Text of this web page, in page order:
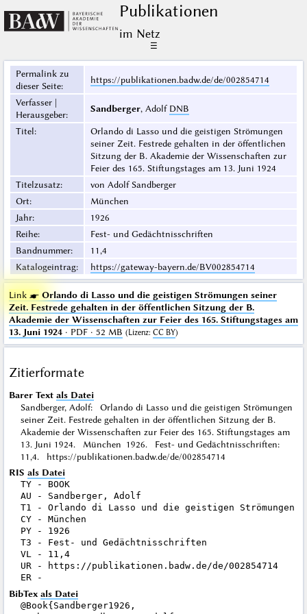
Publikationen
im Netz
☰
Permalink zu
dieser Seite:
https://publikationen.badw.de/de/002854714
Verfasser |
Herausgeber:
Sandberger, Adolf DNB
Titel:
Orlando di Lasso und die geistigen Strömungen
seiner Zeit. Festrede gehalten in der öffentlichen
Sitzung der B. Akademie der Wissenschaften zur
Feier des 165. Stiftungstages am 13. Juni 1924
Titelzusatz:
von Adolf Sandberger
Ort:
München
Jahr:
1926
Reihe:
Fest- und Gedächtnisschriften
Bandnummer:
11,4
Katalogeintrag: https://gateway-bayern.de/BV002854714
Link ☛ Orlando di Lasso und die geistigen Strömungen seiner
Zeit. Festrede gehalten in der öffentlichen Sitzung der B.
Akademie der Wissenschaften zur Feier des 165. Stiftungstages am
13. Juni 1924· PDF · 52 MB (Lizenz: CC BY)
Zitierformate
Barer Text als Datei
Sandberger, Adolf: Orlando di Lasso und die geistigen Strömungen
seiner Zeit. Festrede gehalten in der öffentlichen Sitzung der B.
Akademie der Wissenschaften zur Feier des 165. Stiftungstages am
13. Juni 1924. München 1926. Fest- und Gedächtnisschriften:
11,4. https://publikationen.badw.de/de/002854714
RIS als Datei
TY - BOOK
AU - Sandberger, Adolf
T1 - Orlando di Lasso und die geistigen
CY - München
PY - 1926
T3 - Fest- und Gedächtnisschriften
VL - 11,4
UR - https://publikationen.badw.de/de/002854714
BibTex als Datei
@Book{Sandberger1926,